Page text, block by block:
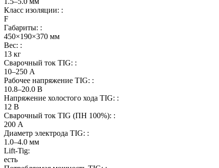
Класс изоляции: :
F
Габариты: :
450×190×370 мм
Вес: :
13 кг
Сварочный ток TIG: :
10–250 А
Рабочее напряжение TIG: :
10.8–20.0 В
Напряжение холостого хода TIG: :
12 В
Сварочный ток TIG (ПН 100%): :
200 А
Диаметр электрода TIG: :
1.0–4.0 мм
Lift-Tig:
есть